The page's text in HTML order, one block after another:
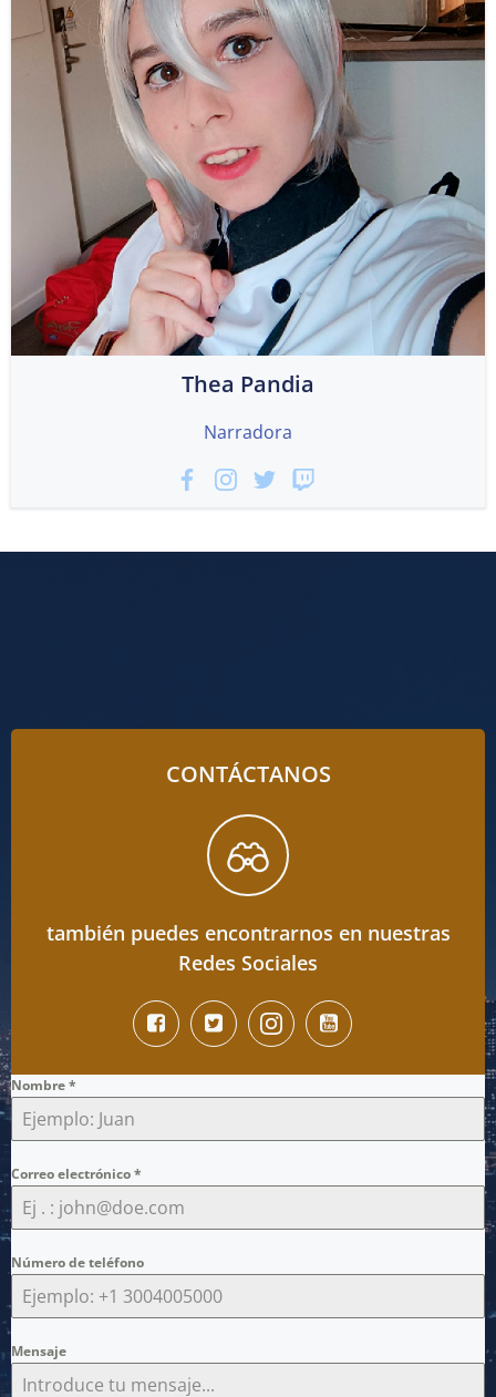
Thea Pandia
Narradora
CONTÁCTANOS
también puedes encontrarnos en nuestras
Redes Sociales
Nombre*
Correo electrónico*
Número de teléfono
Mensaje